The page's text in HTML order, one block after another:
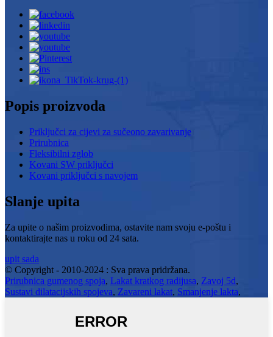
Popis proizvoda
Priključci za cijevi za sučeono zavarivanje
Prirubnica
Fleksibilni zglob
Kovani SW priključci
Kovani priključci s navojem
Slanje upita
Za upite o našim proizvodima, ostavite nam svoju e-poštu i
kontaktirajte nas u roku od 24 sata.
upit sada
© Copyright - 2010-2024 : Sva prava pridržana.
Prirubnica gumenog spoja, Lakat kratkog radijusa, Zavoj 5d,
Sustavi dilatacijskih spojeva, Zavareni lakat, Smanjenje lakta,